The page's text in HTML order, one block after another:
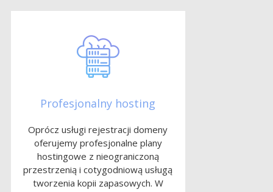
Profesjonalny hosting
Oprócz usługi rejestracji domeny
oferujemy profesjonalne plany
hostingowe z nieograniczoną
przestrzenią i cotygodniową usługą
tworzenia kopii zapasowych. W